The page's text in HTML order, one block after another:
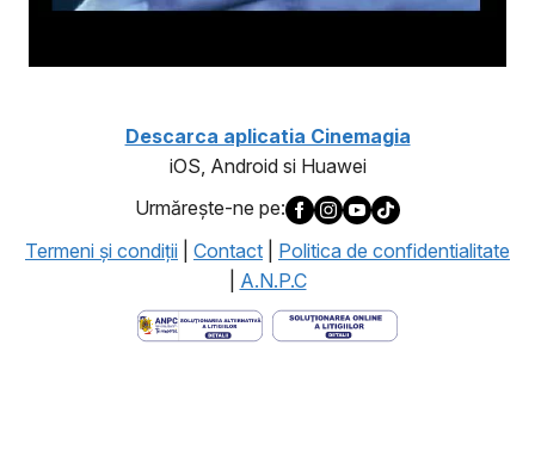
Descarca aplicatia Cinemagia
iOS, Android si Huawei
Urmăreşte-ne pe:
Termeni şi condiţii
Contact
Politica de confidentialitate
A.N.P.C